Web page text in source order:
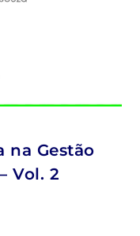
na Gestão
Vol. 2